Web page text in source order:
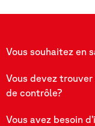
Vous souhaitez en
Vous devez
de contrôle?
Vous avez besoin